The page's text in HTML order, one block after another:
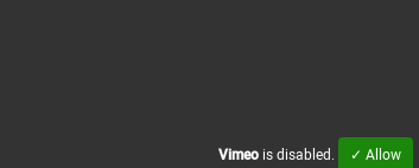
Vimeo is disabled. ✓ Allow